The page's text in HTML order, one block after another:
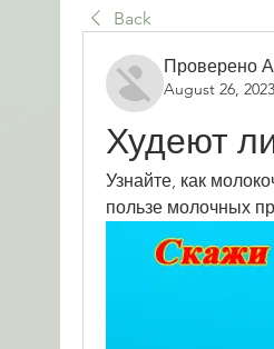
Back
Проверено
August 26, 2023
Худеют
Узнайте, как
пользе молочных